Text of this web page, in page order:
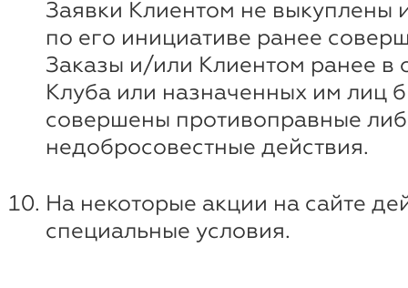
Заявки Клиентом не выкуплены
по его инициативе ранее
Заказы и/или Клиентом ранее в
Клуба или назначенных им лиц
совершены противоправные
недобросовестные действия.
На некоторые акции на сайте
специальные условия.